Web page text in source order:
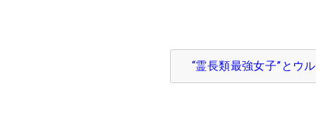
“霊長類最強女子”とウ